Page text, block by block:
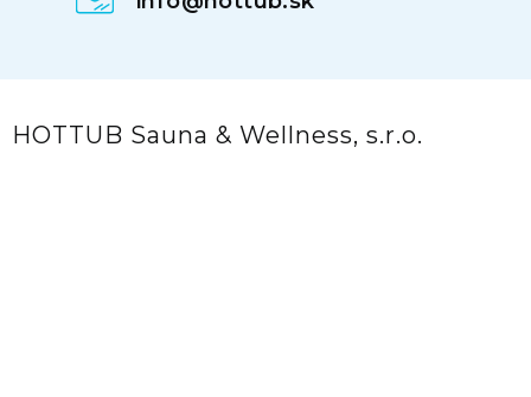
HOTTUB Sauna & Wellness, s.r.o.